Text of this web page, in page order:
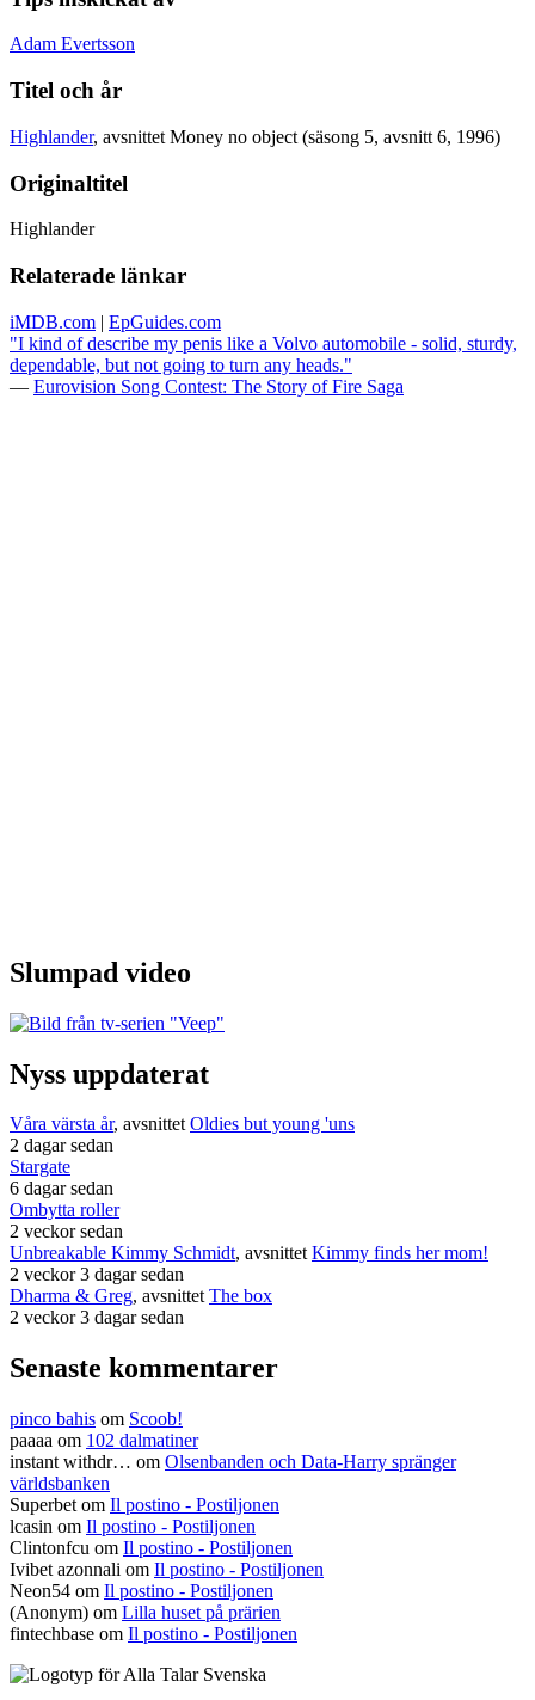
Adam Evertsson
Titel och år
Highlander, avsnittet Money no object (säsong 5, avsnitt 6, 1996)
Originaltitel
Highlander
Relaterade länkar
iMDB.com | EpGuides.com
"I kind of describe my penis like a Volvo automobile - solid, sturdy,
dependable, but not going to turn any heads."
— Eurovision Song Contest: The Story of Fire Saga
Slumpad video
Nyss uppdaterat
Våra värsta år, avsnittetOldies but young 'uns
2 dagar sedan
Stargate
6 dagar sedan
Ombytta roller
2 veckor sedan
Unbreakable Kimmy Schmidt, avsnittetKimmy finds her mom!
2 veckor 3 dagar sedan
Dharma & Greg, avsnittetThe box
2 veckor 3 dagar sedan
Senaste kommentarer
pinco bahis om Scoob!
paaaa om 102 dalmatiner
instant withdr… om Olsenbanden och Data-Harry spränger
världsbanken
Superbet om Il postino - Postiljonen
lcasin om Il postino - Postiljonen
Clintonfcu om Il postino - Postiljonen
Ivibet azonnali om Il postino - Postiljonen
Neon54 om Il postino - Postiljonen
(Anonym) om Lilla huset på prärien
fintechbase om Il postino - Postiljonen